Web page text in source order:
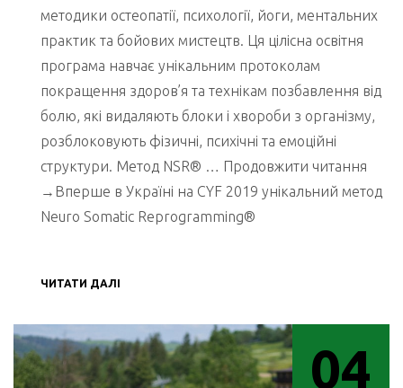
методики остеопатії, психології, йоги, ментальних
практик та бойових мистецтв. Ця цілісна освітня
програма навчає унікальним протоколам
покращення здоров’я та технікам позбавлення від
болю, які видаляють блоки і хвороби з організму,
розблоковують фізичні, психічні та емоційні
структури. Метод NSR® … Продовжити читання
→Вперше в Україні на CYF 2019 унікальний метод
Neuro Somatic Reprogramming®
ЧИТАТИ ДАЛІ
04